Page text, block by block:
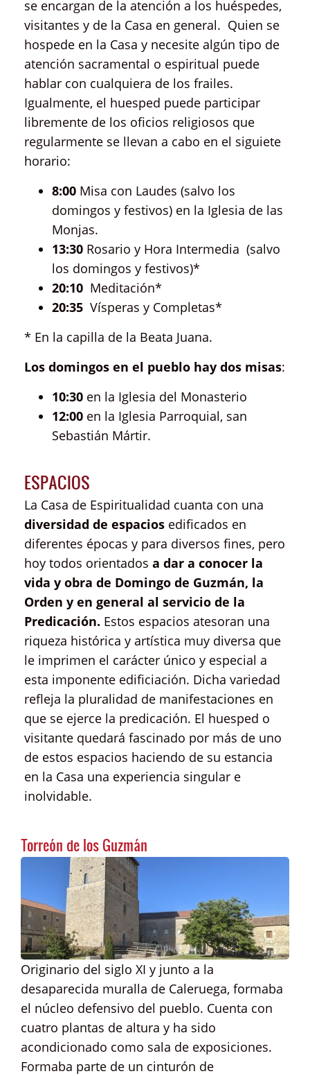
se encargan de la atención a los huéspedes,
visitantes y de la Casa en general. Quien se
hospede en la Casa y necesite algún tipo de
atención sacramental o espiritual puede
hablar con cualquiera de los frailes.
Igualmente, el huesped puede participar
libremente de los oficios religiosos que
regularmente se llevan a cabo en el siguiete
horario:
8:00 Misa con Laudes (salvo los
domingos y festivos) en la Iglesia de las
Monjas.
13:30 Rosario y Hora Intermedia (salvo
los domingos y festivos)*
20:10 Meditación*
20:35 Vísperas y Completas*
* En la capilla de la Beata Juana.
Los domingos en el pueblo hay dos misas:
10:30 en la Iglesia del Monasterio
12:00 en la Iglesia Parroquial, san
Sebastián Mártir.
ESPACIOS
La Casa de Espiritualidad cuanta con una
diversidad de espacios edificados en
diferentes épocas y para diversos fines, pero
hoy todos orientados a dar a conocer la
vida y obra de Domingo de Guzmán, la
Orden y en general al servicio de la
Predicación. Estos espacios atesoran una
riqueza histórica y artística muy diversa que
le imprimen el carácter único y especial a
esta imponente edificiación. Dicha variedad
refleja la pluralidad de manifestaciones en
que se ejerce la predicación. El huesped o
visitante quedará fascinado por más de uno
de estos espacios haciendo de su estancia
en la Casa una experiencia singular e
inolvidable.
Torreón de los Guzmán
Originario del siglo XI y junto a la
desaparecida muralla de Caleruega, formaba
el núcleo defensivo del pueblo. Cuenta con
cuatro plantas de altura y ha sido
acondicionado como sala de exposiciones.
Formaba parte de un cinturón de